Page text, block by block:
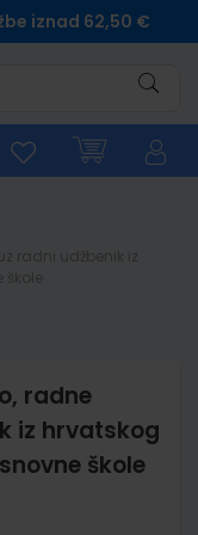
iznad 62,50 €
radne
iz hrvatskog
škole